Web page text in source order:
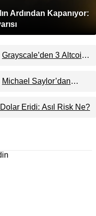
Ardından Kapanıyor:
Grayscale’den 3 Altcoin
ADA, HBAR ve DOT İçin
Ne Anlama Geliyor?
Michael Saylor’dan
Yeniden Alıma mı
Eridi: Asıl Risk Ne?